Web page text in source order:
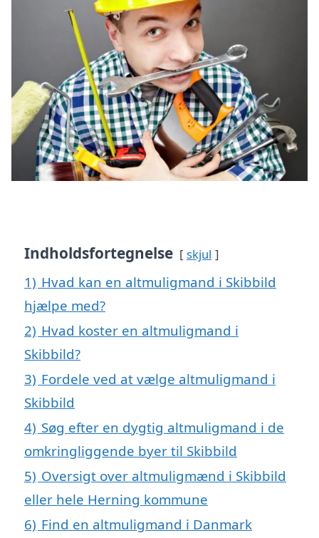
Indholdsfortegnelse skjul
1) Hvad kan en altmuligmand i Skibbild
hjælpe med?
2) Hvad koster en altmuligmand i
Skibbild?
3) Fordele ved at vælge altmuligmand i
Skibbild
4) Søg efter en dygtig altmuligmand i de
omkringliggende byer til Skibbild
5) Oversigt over altmuligmænd i Skibbild
eller hele Herning kommune
6) Find en altmuligmand i Danmark